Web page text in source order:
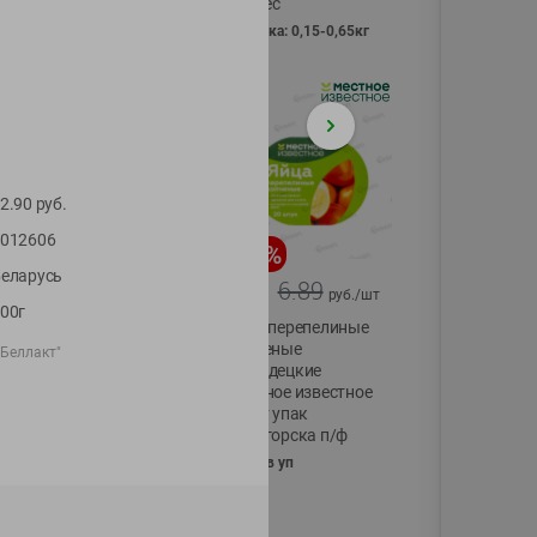
фасовка: 0,15-0,65кг
-17
11.59
ГХИ Местное
%
6.89 руб./шт
Яйца перепелиные
копченые
Молодецкие
Местное известное
20 шт упак
Солигорска п/ф
20шт в уп
руб.